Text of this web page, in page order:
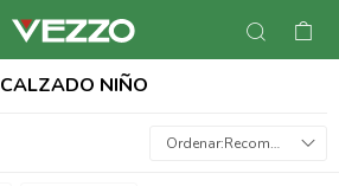
CALZADO NIÑO
Recomendados